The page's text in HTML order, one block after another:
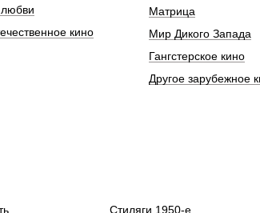
кино
Матрица
Мир Дикого Запада
Гангстерское кино
Другое зарубежное
Стиляги 1950-е